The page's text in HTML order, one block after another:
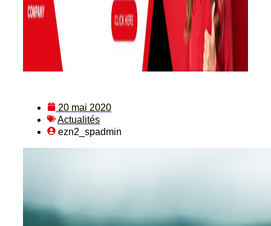
20 mai 2020
Actualités
ezn2_spadmin